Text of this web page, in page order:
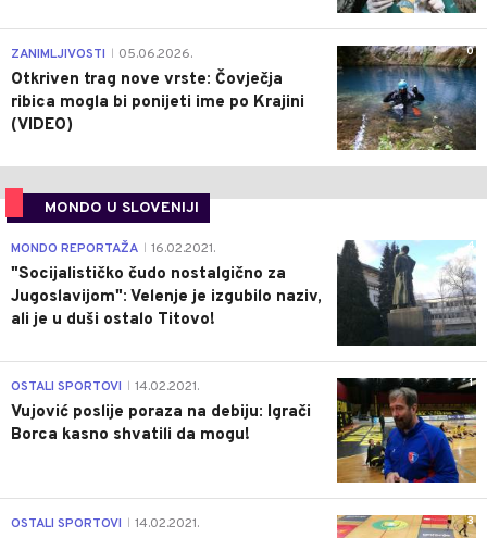
0
ZANIMLJIVOSTI 05.06.2026.
Otkriven trag nove vrste: Čovječja
ribica mogla bi ponijeti ime po Krajini
(VIDEO)
MONDO U SLOVENIJI
4
MONDO REPORTAŽA 16.02.2021.
"Socijalističko čudo nostalgično za
Jugoslavijom": Velenje je izgubilo naziv,
ali je u duši ostalo Titovo!
1
OSTALI SPORTOVI 14.02.2021.
Vujović poslije poraza na debiju: Igrači
Borca kasno shvatili da mogu!
3
OSTALI SPORTOVI 14.02.2021.